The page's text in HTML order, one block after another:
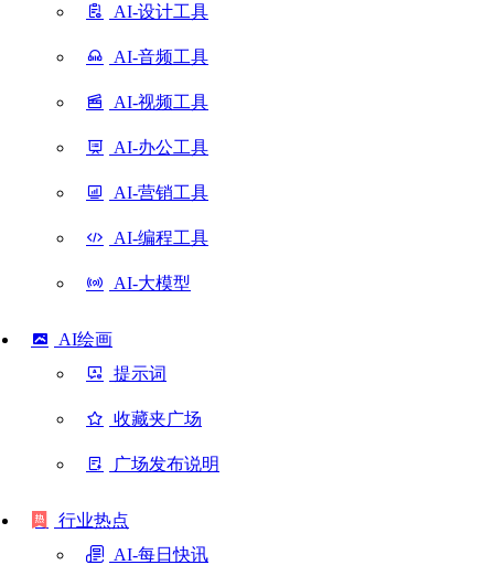
AI-设计工具
AI-音频工具
AI-视频工具
AI-办公工具
AI-营销工具
AI-编程工具
AI-大模型
AI绘画
提示词
收藏夹广场
广场发布说明
行业热点
AI-每日快讯